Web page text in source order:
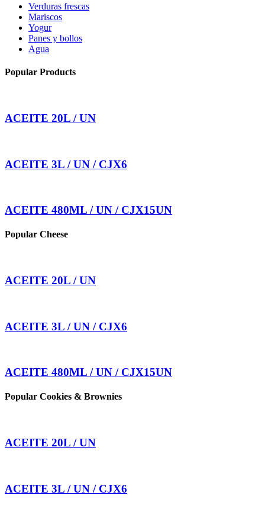
Verduras frescas
Mariscos
Yogur
Panes y bollos
Agua
Popular Products
ACEITE 20L / UN
ACEITE 3L / UN / CJX6
ACEITE 480ML / UN / CJX15UN
Popular Cheese
ACEITE 20L / UN
ACEITE 3L / UN / CJX6
ACEITE 480ML / UN / CJX15UN
Popular Cookies & Brownies
ACEITE 20L / UN
ACEITE 3L / UN / CJX6